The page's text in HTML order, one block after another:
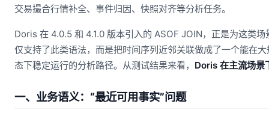
交易撮合行情补全、事件归因、快照对齐等分析任务。
Doris 在 4.0.5 和 4.1.0 版本引入的 ASOF JOIN，正是为这类
仅支持了此类语法，而是把时间序列近邻关联做成了一个能在
态下稳定运行的分析路径。从测试结果来看， Doris 在主流场景
一、业务语义：“最近可用事实”问题